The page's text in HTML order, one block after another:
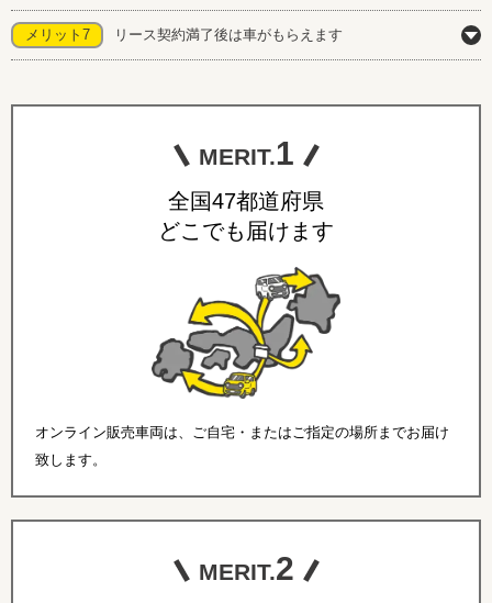
メリット7 リース契約満了後は車がもらえます
MERIT.1
全国47都道府県
どこでも届けます
オンライン販売車両は、ご自宅・またはご指定の場所までお届け
致します。
MERIT.2